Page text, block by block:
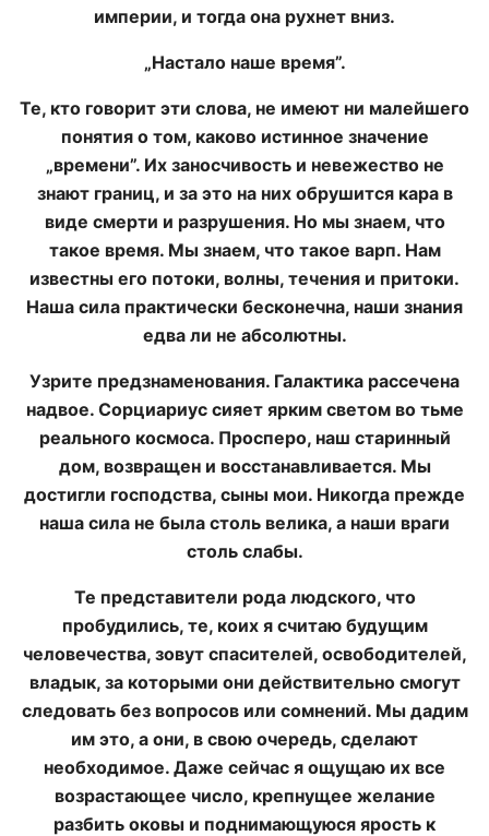
империи, и тогда она рухнет вниз.
„Настало наше время”.
Те, кто говорит эти слова, не имеют ни малейшего
понятия о том, каково истинное значение
„времени”. Их заносчивость и невежество не
знают границ, и за это на них обрушится кара в
виде смерти и разрушения. Но мы знаем, что
такое время. Мы знаем, что такое варп. Нам
известны его потоки, волны, течения и притоки.
Наша сила практически бесконечна, наши знания
едва ли не абсолютны.
Узрите предзнаменования. Галактика рассечена
надвое. Сорциариус сияет ярким светом во тьме
реального космоса. Просперо, наш старинный
дом, возвращен и восстанавливается. Мы
достигли господства, сыны мои. Никогда прежде
наша сила не была столь велика, а наши враги
столь слабы.
Те представители рода людского, что
пробудились, те, коих я считаю будущим
человечества, зовут спасителей, освободителей,
владык, за которыми они действительно смогут
следовать без вопросов или сомнений. Мы дадим
им это, а они, в свою очередь, сделают
необходимое. Даже сейчас я ощущаю их все
возрастающее число, крепнущее желание
разбить оковы и поднимающуюся ярость к